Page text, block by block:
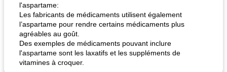
l'aspartame:
Les fabricants de médicaments utilisent également
l’aspartame pour rendre certains médicaments plus
agréables au goût.
Des exemples de médicaments pouvant inclure
l'aspartame sont les laxatifs et les suppléments de
vitamines à croquer.